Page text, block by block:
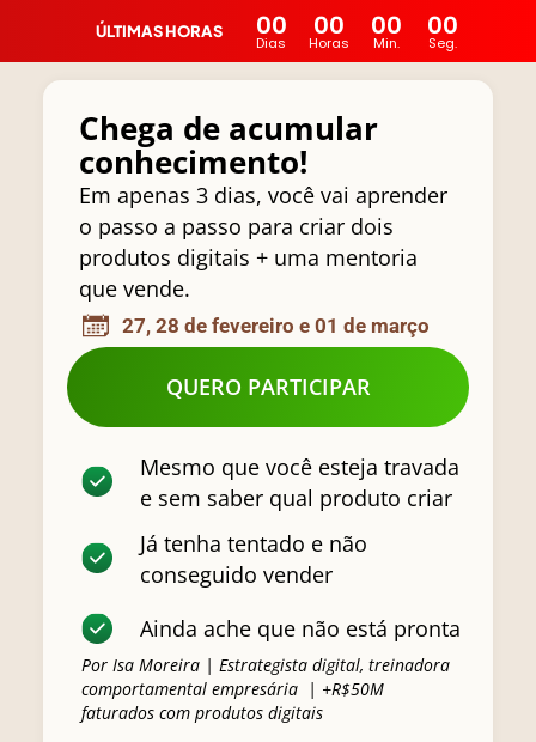
ÚLTIMAS HORAS 00
Dias
00
Horas
00
Min.
00
Seg.
Chega de acumular
conhecimento!
Em apenas 3 dias, você vai aprender
o passo a passo para criar dois
produtos digitais + uma mentoria
que vende.
27, 28 de fevereiro e 01 de março
QUERO PARTICIPAR
Mesmo que você esteja travada
e sem saber qual produto criar
Já tenha tentado e não
conseguido vender
Ainda ache que não está pronta
Por Isa Moreira | Estrategista digital, treinadora
comportamental empresária | +R$50M
faturados com produtos digitais